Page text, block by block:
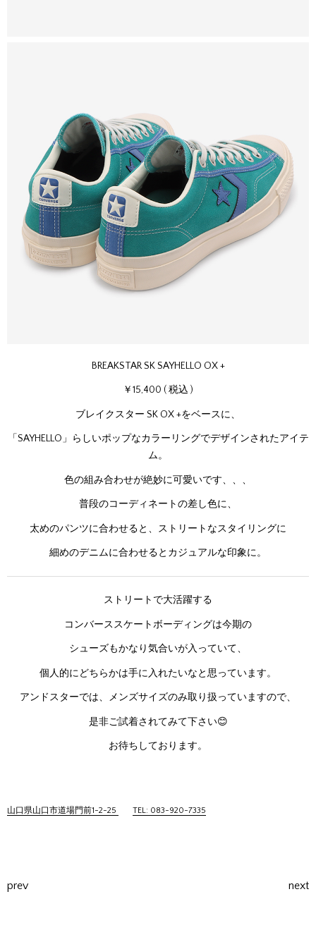
BREAKSTAR SK SAYHELLO OX +
￥15,400 ( 税込 )
ブレイクスター SK OX +をベースに、
「SAYHELLO」らしいポップなカラーリングでデザインされたアイテ
ム。
色の組み合わせが絶妙に可愛いです、、、
普段のコーディネートの差し色に、
太めのパンツに合わせると、ストリートなスタイリングに
細めのデニムに合わせるとカジュアルな印象に。
ストリートで大活躍する
コンバーススケートボーディングは今期の
シューズもかなり気合いが入っていて、
個人的にどちらかは手に入れたいなと思っています。
アンドスターでは、メンズサイズのみ取り扱っていますので、
是非ご試着されてみて下さい😊
お待ちしております。
山口県山口市道場門前1-2-25 TEL: 083-920-7335
prev next